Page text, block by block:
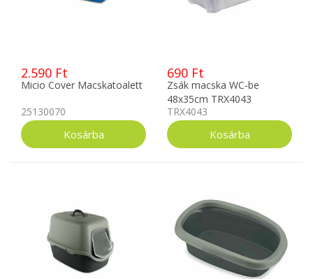
2.590 Ft
Micio Cover Macskatoalett
25130070
690 Ft
Zsák macska WC-be
48x35cm TRX4043
TRX4043